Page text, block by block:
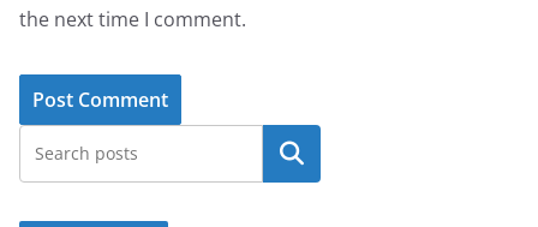
the next time I comment.
Search